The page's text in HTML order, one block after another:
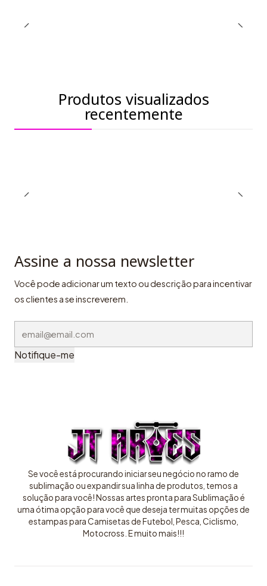
Produtos visualizados
recentemente
Assine a nossa newsletter
Você pode adicionar um texto ou descrição para incentivar
os clientes a se inscreverem.
Notifique-me
Se você está procurando iniciar seu negócio no ramo de
sublimação ou expandir sua linha de produtos, temos a
solução para você! Nossas artes pronta para Sublimação é
uma ótima opção para você que deseja ter muitas opções de
estampas para Camisetas de Futebol, Pesca, Ciclismo,
Motocross. E muito mais!!!